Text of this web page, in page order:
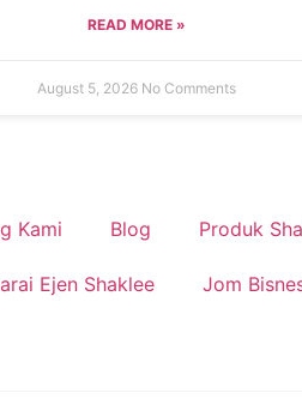
READ MORE »
August 5, 2026 No Comments
Kami Blog Produk
Ejen Shaklee Jom